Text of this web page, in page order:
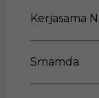
Kerjasama
Smamda